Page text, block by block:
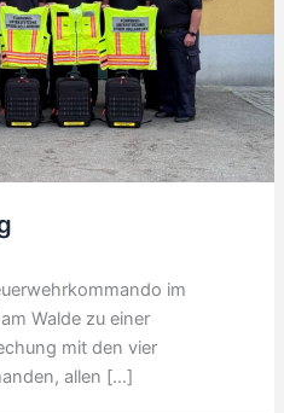
im
Walde zu einer
mit den vier
allen […]